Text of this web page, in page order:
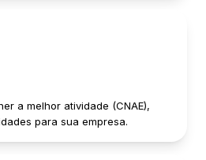
a melhor atividade (CNAE),
para sua empresa.